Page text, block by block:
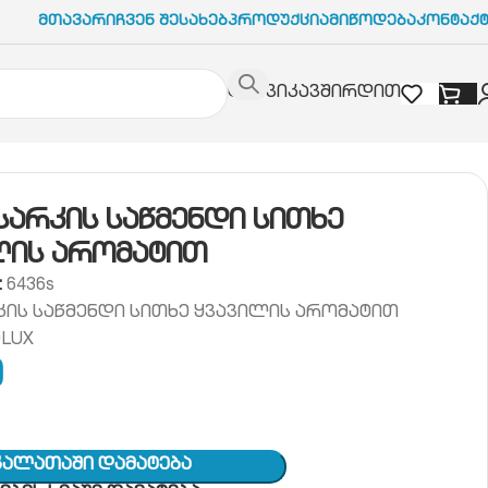
ᲛთავარიᲩვენ ᲨესახებᲞროდუქციაᲛიწოდება
დაგვიკავშირდით
საწმენდი სითხე
არომატით
6436s
საწმენდი სითხე ყვავილის არომატით
Დამატება